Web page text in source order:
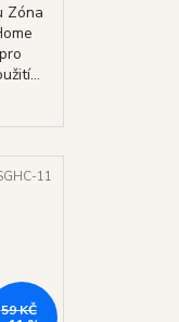
Zóna
59 KČ
11